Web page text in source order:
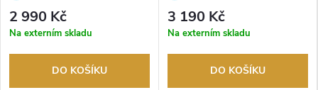
Autorizovaný prodejce.
2 990 Kč
Na externím skladu
DO KOŠÍKU
Autorizovaný prodejce.
3 190 Kč
Na externím skladu
DO KOŠÍKU